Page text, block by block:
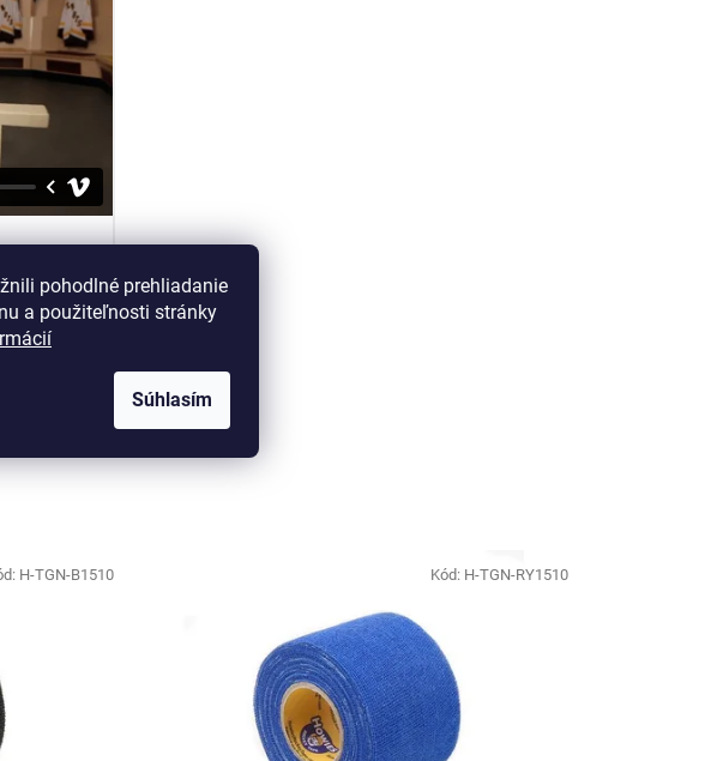
pohodlné prehliadanie
a použiteľnosti stránky
Súhlasím
H-TGN-B1510 Kód: H-TGN-RY1510